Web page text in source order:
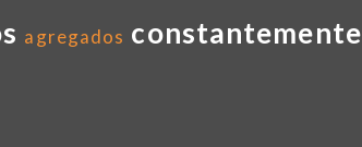
agregados constantemente